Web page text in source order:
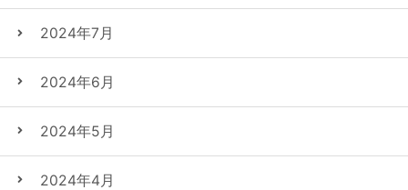
2024年7月
2024年6月
2024年5月
2024年4月